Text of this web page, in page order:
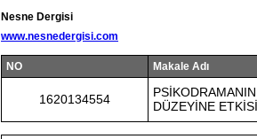
Nesne Dergisi
www.nesnedergisi.com
NO Makale Adı
1620134554
DÜZEYİNE ETKİSİ